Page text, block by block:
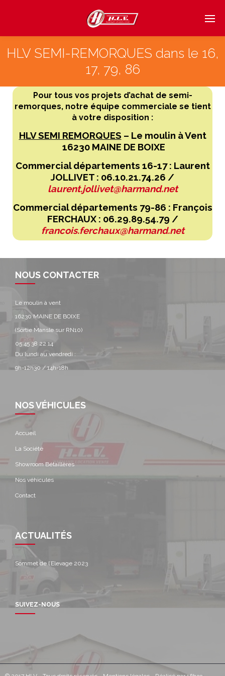
HLV SEMI-REMORQUES dans le 16,
17, 79, 86
Pour tous vos projets d’achat de semi-
remorques, notre équipe commerciale se tient
à votre disposition :
HLV SEMI REMORQUES – Le moulin à Vent
16230 MAINE DE BOIXE
Commercial départements 16-17 : Laurent
JOLLIVET : 06.10.21.74.26 /
laurent.jollivet@harmand.net
Commercial départements 79-86 : François
FERCHAUX : 06.29.89.54.79 /
francois.ferchaux@harmand.net
NOUS CONTACTER
Le moulin à vent
16230 MAINE DE BOIXE
(Sortie Mansle sur RN10)
05 45 38 22 14
Du lundi au vendredi :
9h-12h30 / 14h-18h
NOS VÉHICULES
Accueil
La Société
Showroom Bétaillères
Nos véhicules
Contact
ACTUALITÉS
Sommet de l’Elevage 2023
SUIVEZ-NOUS